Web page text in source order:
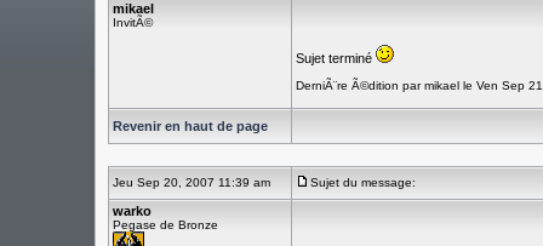
mikael
InvitÃ©
Sujet terminé
DerniÃ¨re Ã©dition par mikael le Ven Sep
Revenir en haut de page
Jeu Sep 20, 2007 11:39 am Sujet du message:
warko
Pegase de Bronze